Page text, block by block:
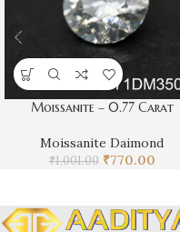
Moissanite – 0.77 Carat
Moissanite Daimond
₹1,001.00 ₹770.00